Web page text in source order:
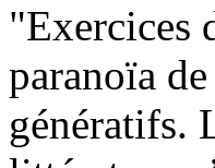
"Exercices
paranoïa
génératifs.